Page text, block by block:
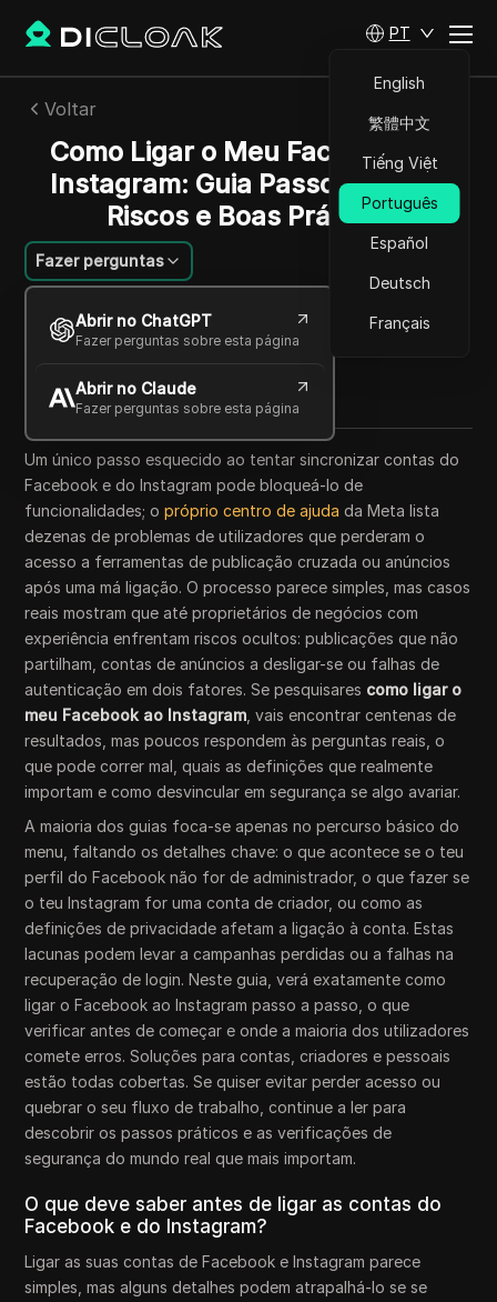
PT
English
繁體中文
Tiếng Việt
Português
Español
Deutsch
Français
Voltar
Como Ligar o Meu Facebook ao
Instagram: Guia Passo a Passo,
Riscos e Boas Práticas
Fazer perguntas
Abrir no ChatGPT
Fazer perguntas sobre esta página
Abrir no Claude
Fazer perguntas sobre esta página
William Davis
05 jun 2026 8 min de leitura
Copy Link
Um único passo esquecido ao tentar sincronizar contas do
Facebook e do Instagram pode bloqueá-lo de
funcionalidades; opróprio centro de ajuda da Meta lista
dezenas de problemas de utilizadores que perderam o
acesso a ferramentas de publicação cruzada ou anúncios
após uma má ligação. O processo parece simples, mas casos
reais mostram que até proprietários de negócios com
experiência enfrentam riscos ocultos: publicações que não
partilham, contas de anúncios a desligar-se ou falhas de
autenticação em dois fatores. Se pesquisares como ligar o
meu Facebook ao Instagram , vais encontrar centenas de
resultados, mas poucos respondem às perguntas reais, o
que pode correr mal, quais as definições que realmente
importam e como desvincular em segurança se algo avariar.
A maioria dos guias foca-se apenas no percurso básico do
menu, faltando os detalhes chave: o que acontece se o teu
perfil do Facebook não for de administrador, o que fazer se
o teu Instagram for uma conta de criador, ou como as
definições de privacidade afetam a ligação à conta. Estas
lacunas podem levar a campanhas perdidas ou a falhas na
recuperação de login. Neste guia, verá exatamente como
ligar o Facebook ao Instagram passo a passo, o que
verificar antes de começar e onde a maioria dos utilizadores
comete erros. Soluções para contas, criadores e pessoais
estão todas cobertas. Se quiser evitar perder acesso ou
quebrar o seu fluxo de trabalho, continue a ler para
descobrir os passos práticos e as verificações de
segurança do mundo real que mais importam.
O que deve saber antes de ligar as contas do
Facebook e do Instagram?
Ligar as suas contas de Facebook e Instagram parece
simples, mas alguns detalhes podem atrapalhá-lo se se